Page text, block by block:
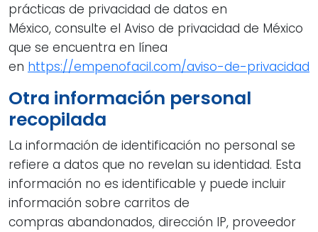
prácticas de privacidad de datos en
México, consulte el Aviso de privacidad de México
que se encuentra en línea
en https://empenofacil.com/aviso-de-privacidad
Otra información personal
recopilada
La información de identificación no personal se
refiere a datos que no revelan su identidad. Esta
información no es identificable y puede incluir
información sobre carritos de
compras abandonados, dirección IP, proveedor